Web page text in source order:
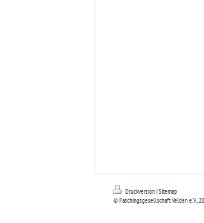
Druckversion|Sitemap
© Faschingsgesellschaft Velden e.V.,